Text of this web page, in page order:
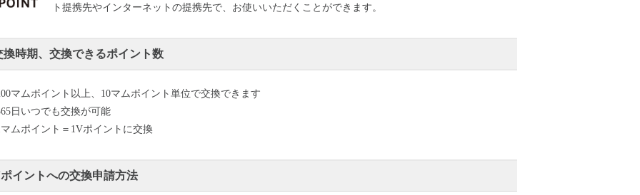
ト提携先やインターネットの提携先で、お使いいただくことができます。
換時期、交換できるポイント数
マムポイント以上、10マムポイント単位で交換できます
日いつでも交換が可能
ムポイント＝1Vポイントに交換
イントへの交換申請方法